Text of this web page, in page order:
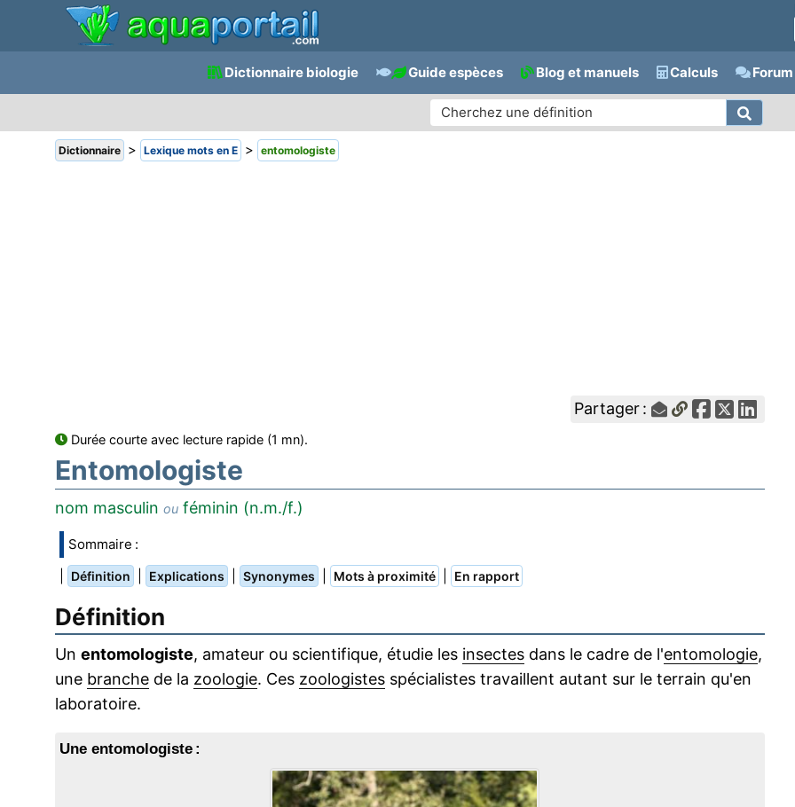
Dictionnaire biologie Guide espèces Blog et manuels Calculs
Dictionnaire > Lexique mots en E > entomologiste
Partager :
Durée courte avec lecture rapide (1 mn).
Entomologiste
nom masculin ou féminin (n.m./f.)
Sommaire :
Définition Explications Synonymes Mots à proximité En rapport
Définition
Un entomologiste, amateur ou scientifique, étudie les insectes dans le cadre de l'entomologie,
une branche de la zoologie. Ces zoologistes spécialistes travaillent autant sur le terrain qu'en
laboratoire.
Une entomologiste :